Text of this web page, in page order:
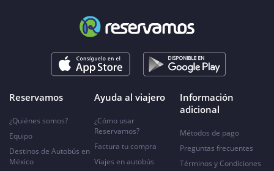
Reservamos
¿Quiénes somos?
Equipo
Destinos de Autobús en
México
Ayuda al viajero
¿Cómo usar
Reservamos?
Factura tu compra
Viajes en autobús
Información
adicional
Métodos de pago
Preguntas frecuentes
Términos y Condiciones